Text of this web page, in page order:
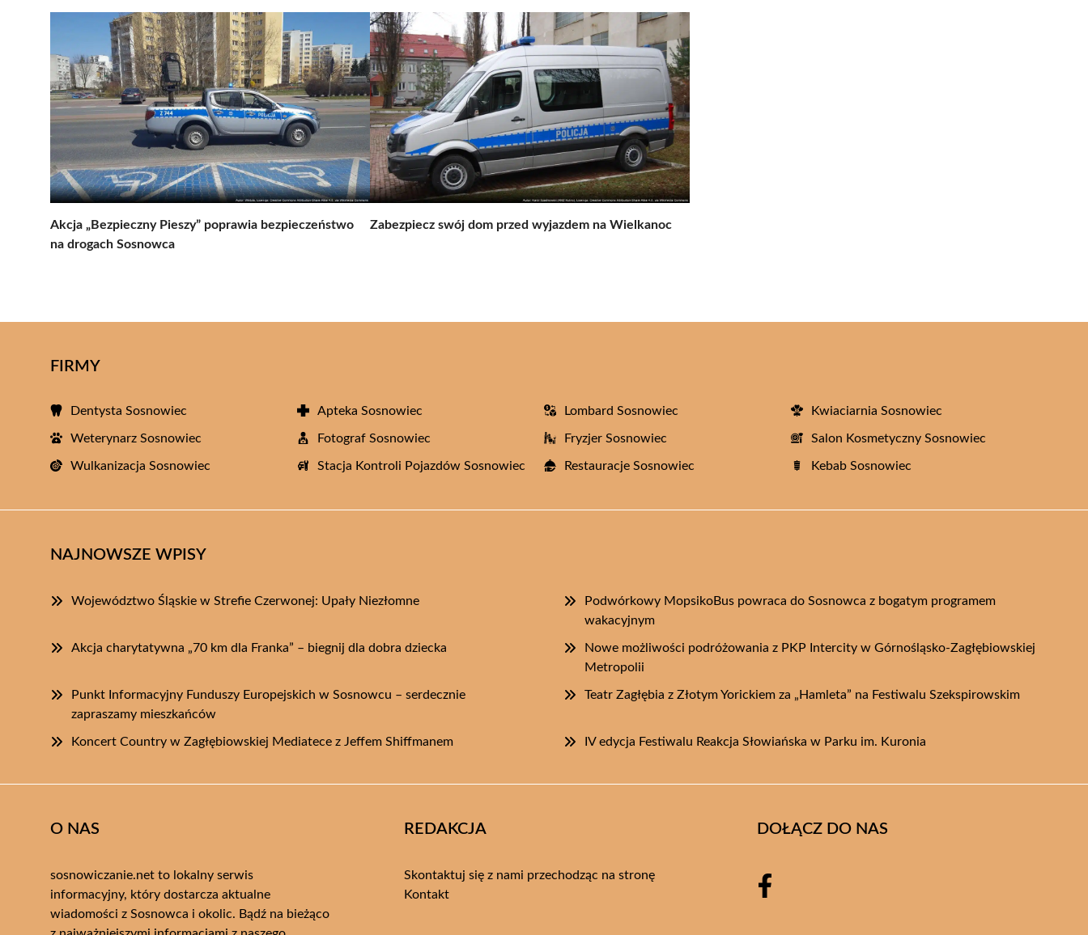
Akcja „Bezpieczny Pieszy” poprawia bezpieczeństwo
na drogach Sosnowca
Zabezpiecz swój dom przed wyjazdem na Wielkanoc
FIRMY
Dentysta Sosnowiec Apteka Sosnowiec Lombard Sosnowiec Kwiaciarnia Sosnowiec
Weterynarz Sosnowiec Fotograf Sosnowiec Fryzjer Sosnowiec Salon Kosmetyczny Sosnowiec
Wulkanizacja Sosnowiec Stacja Kontroli Pojazdów Sosnowiec Restauracje Sosnowiec Kebab Sosnowiec
NAJNOWSZE WPISY
Województwo Śląskie w Strefie Czerwonej: Upały Niezłomne
Podwórkowy MopsikoBus powraca do Sosnowca z bogatym programem
wakacyjnym
Akcja charytatywna „70 km dla Franka” – biegnij dla dobra dziecka
Nowe możliwości podróżowania z PKP Intercity w Górnośląsko-Zagłębiowskiej
Metropolii
Punkt Informacyjny Funduszy Europejskich w Sosnowcu – serdecznie
zapraszamy mieszkańców
Teatr Zagłębia z Złotym Yorickiem za „Hamleta” na Festiwalu Szekspirowskim
Koncert Country w Zagłębiowskiej Mediatece z Jeffem Shiffmanem IV edycja Festiwalu Reakcja Słowiańska w Parku im. Kuronia
O NAS
sosnowiczanie.net to lokalny serwis
informacyjny, który dostarcza aktualne
wiadomości z Sosnowca i okolic. Bądź na bieżąco
REDAKCJA
Skontaktuj się z nami przechodząc na stronę
Kontakt
DOŁĄCZ DO NAS